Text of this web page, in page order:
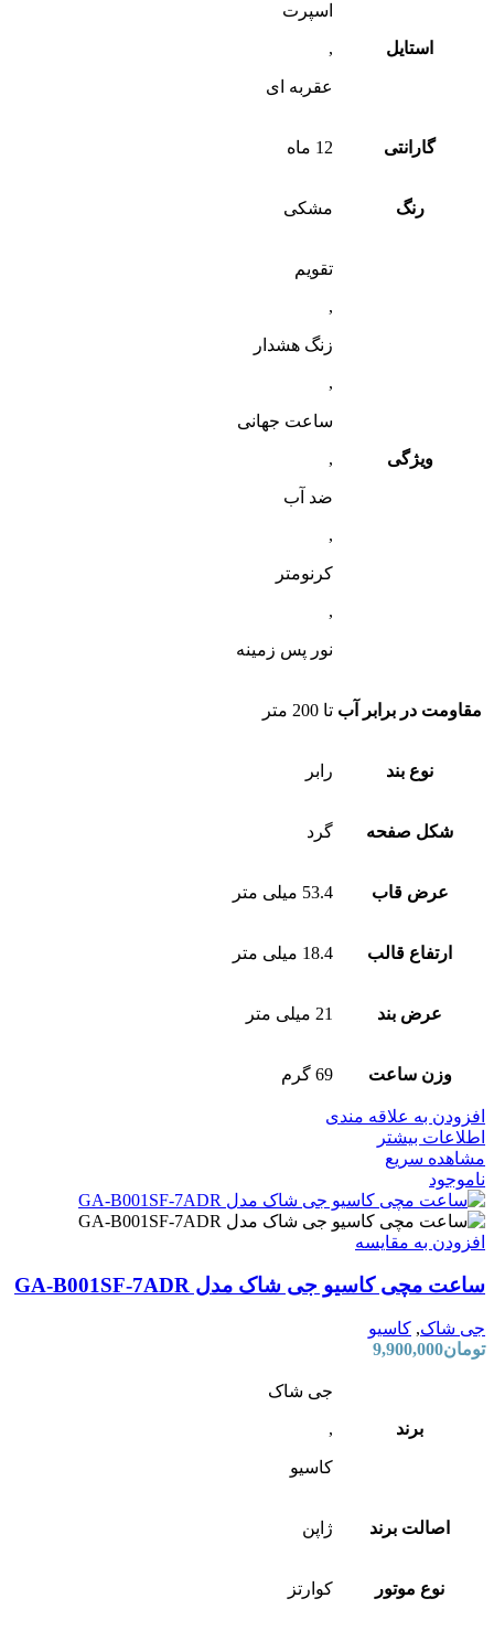
استایل
اسپرت
,
عقربه ای
گارانتی 12 ماه
رنگ مشکی
ویژگی
تقویم
,
زنگ هشدار
,
ساعت جهانی
,
ضد آب
,
کرنومتر
,
نور پس زمینه
مقاومت در برابر آب تا 200 متر
نوع بند رابر
شکل صفحه گرد
عرض قاب 53.4 میلی متر
ارتفاع قالب 18.4 میلی متر
عرض بند 21 میلی متر
وزن ساعت 69 گرم
افزودن به علاقه مندی
اطلاعات بیشتر
مشاهده سریع
ناموجود
افزودن به مقایسه
ساعت مچی کاسیو جی شاک مدل GA-B001SF-7ADR
جی شاک, کاسیو
تومان9,900,000
برند
جی شاک
,
کاسیو
اصالت برند ژاپن
نوع موتور کوارتز